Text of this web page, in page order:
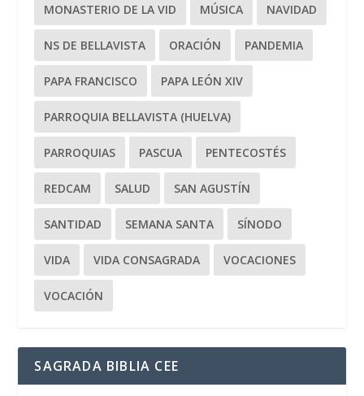
MONASTERIO DE LA VID MÚSICA NAVIDAD
NS DE BELLAVISTA ORACIÓN PANDEMIA
PAPA FRANCISCO PAPA LEÓN XIV
PARROQUIA BELLAVISTA (HUELVA)
PARROQUIAS PASCUA PENTECOSTÉS
REDCAM SALUD SAN AGUSTÍN
SANTIDAD SEMANA SANTA SÍNODO
VIDA VIDA CONSAGRADA VOCACIONES
VOCACIÓN
SAGRADA BIBLIA CEE